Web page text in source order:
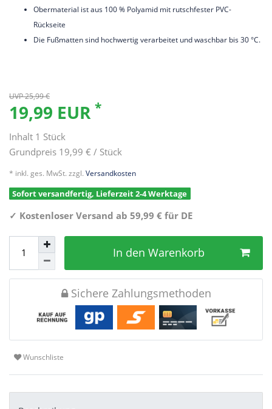
Obermaterial ist aus 100 % Polyamid mit rutschfester PVC-
Rückseite
Die Fußmatten sind hochwertig verarbeitet und waschbar bis 30 °C.
UVP 25,99 €
19,99 EUR *
Inhalt 1 Stück
Grundpreis 19,99 € / Stück
* inkl. ges. MwSt. zzgl. Versandkosten
Sofort versandfertig, Lieferzeit 2-4 Werktage
✓ Kostenloser Versand ab 59,99 € für DE
In den Warenkorb
Sichere Zahlungsmethoden
Wunschliste